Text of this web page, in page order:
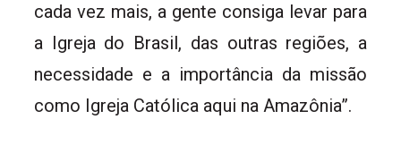
cada vez mais, a gente consiga levar para
a Igreja do Brasil, das outras regiões, a
necessidade e a importância da missão
como Igreja Católica aqui na Amazônia”.